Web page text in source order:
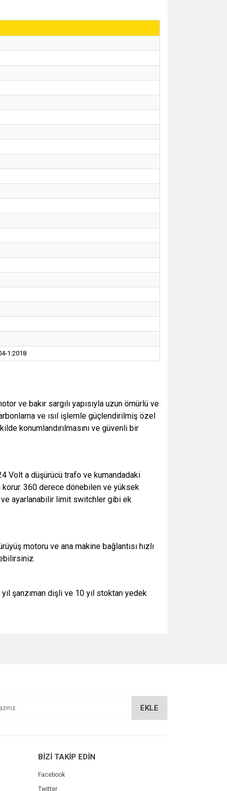
1:2018
ve bakır sargılı yapısıyla uzun ömürlü ve
ve ısıl işlemle güçlendirilmiş özel
konumlandırılmasını ve güvenli bir
Volt a düşürücü trafo ve kumandadaki
korur. 360 derece dönebilen ve yüksek
ve ayarlanabilir limit switchler gibi ek
motoru ve ana makine bağlantısı hızlı
şanzıman dişli ve 10 yıl stoktan yedek
EKLE
BİZİ TAKİP EDİN
Facebook
Twitter